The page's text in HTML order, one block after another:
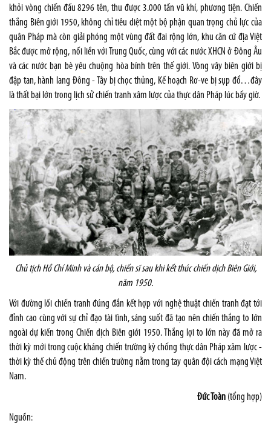
khỏi vòng chiến đấu 8296 tên, thu được 3.000 tấn vũ khí, phương tiện. Chiến
thắng Biên giới 1950, không chỉ tiêu diệt một bộ phận quan trọng chủ lực của
quân Pháp mà còn giải phóng một vùng đất đai rộng lớn, khu căn cứ địa Việt
Bắc được mở rộng, nối liền với Trung Quốc, cùng với các nước XHCN ở Đông Âu
và các nước bạn bè yêu chuộng hòa bính trên thế giới. Vòng vây biên giới bị
đập tan, hành lang Đông - Tây bị chọc thủng, Kế hoạch Rơ-ve bị sụp đổ…đây
là thất bại lớn trong lịch sử chiến tranh xâm lược của thực dân Pháp lúc bấy giờ.
Chủ tịch Hồ Chí Minh và cán bộ, chiến sĩ sau khi kết thúc chiến dịch Biên Giới,
năm 1950.
Với đường lối chiến tranh đúng đắn kết hợp với nghệ thuật chiến tranh đạt tới
đỉnh cao cùng với sự chỉ đạo tài tình, sáng suốt đã tạo nên chiến thắng to lớn
ngoài dự kiến trong Chiến dịch Biên giới 1950. Thắng lợi to lớn này đã mở ra
thời kỳ mới trong cuộc kháng chiến trường kỳ chống thực dân Pháp xâm lược -
thời kỳ thế chủ động trên chiến trường nằm trong tay quân đội cách mạng Việt
Nam.
Đức Toàn (tổng hợp)
Nguồn: